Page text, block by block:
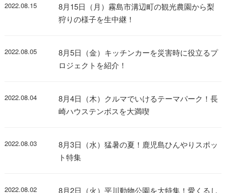
2022.08.15
8月15日（月）霧島市溝辺町の観光農園から梨
狩りの様子を生中継！
2022.08.05
8月5日（金）キッチンカーを災害時に役立るプ
ロジェクトを紹介！
2022.08.04
8月4日（木）クルマでいけるテーマパーク！長
崎ハウステンボスを大満喫
2022.08.03
8月3日（水）猛暑の夏！鹿児島ひんやりスポッ
ト特集
2022.08.02
8月2日（火）平川動物公園を大特集！愛くるし